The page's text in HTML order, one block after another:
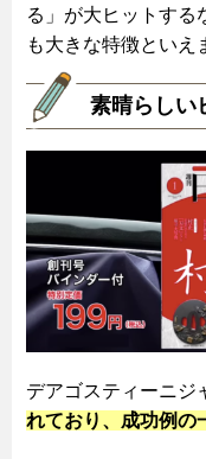
る」が大ヒットする
も大きな特徴といえ
素晴らしい
デアゴスティーニジ
れており、成功例の